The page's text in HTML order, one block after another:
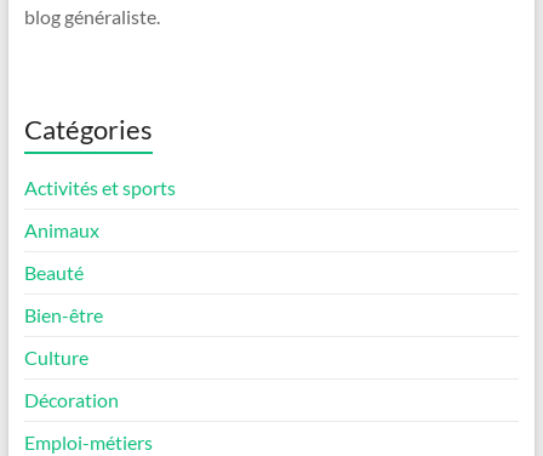
blog généraliste.
Catégories
Activités et sports
Animaux
Beauté
Bien-être
Culture
Décoration
Emploi-métiers